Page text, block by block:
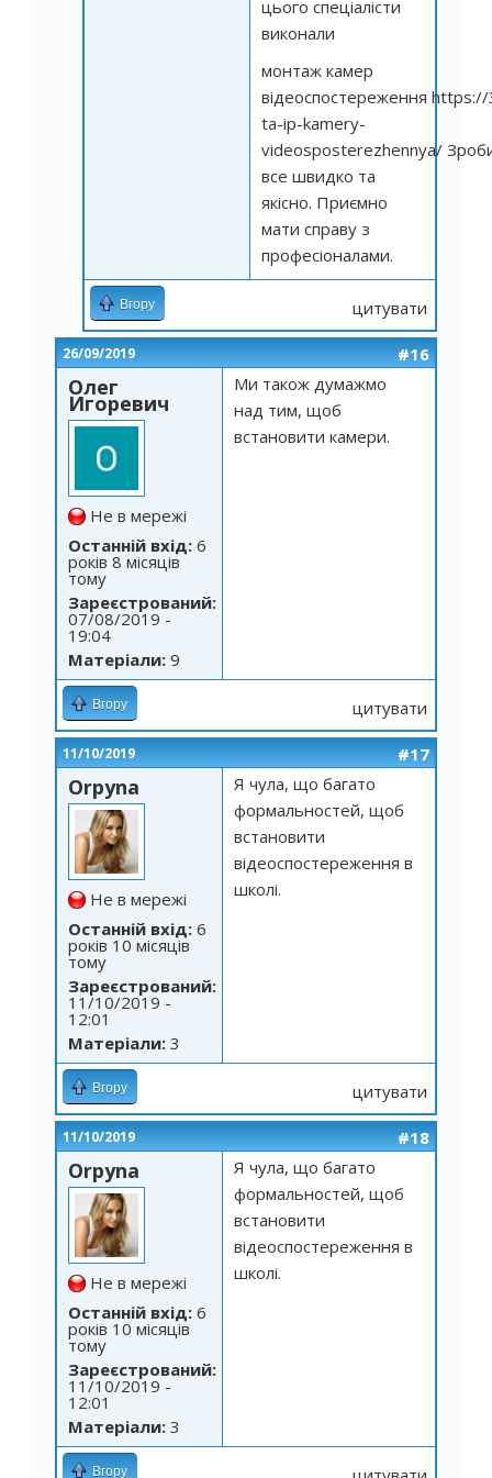
цього спеціалісти
виконали
монтаж камер
відеоспостереження https://
ta-ip-kamery-
videosposterezhennya/
все швидко та
якісно. Приємно
мати справу з
професіоналами.
Вгору цитувати
26/09/2019 #16
Олег
Игоревич
Не в мережі
Останній вхід: 6
років 8 місяців
тому
Зареєстрований:
07/08/2019 -
19:04
Матеріали: 9
Ми також думажмо
над тим, щоб
встановити камери.
Вгору цитувати
11/10/2019 #17
Orpyna
Не в мережі
Останній вхід: 6
років 10 місяців
тому
Зареєстрований:
11/10/2019 -
12:01
Матеріали: 3
Я чула, що багато
формальностей, щоб
встановити
відеоспостереження в
школі.
Вгору цитувати
11/10/2019 #18
Orpyna
Не в мережі
Останній вхід: 6
років 10 місяців
тому
Зареєстрований:
11/10/2019 -
12:01
Матеріали: 3
Я чула, що багато
формальностей, щоб
встановити
відеоспостереження в
школі.
Вгору